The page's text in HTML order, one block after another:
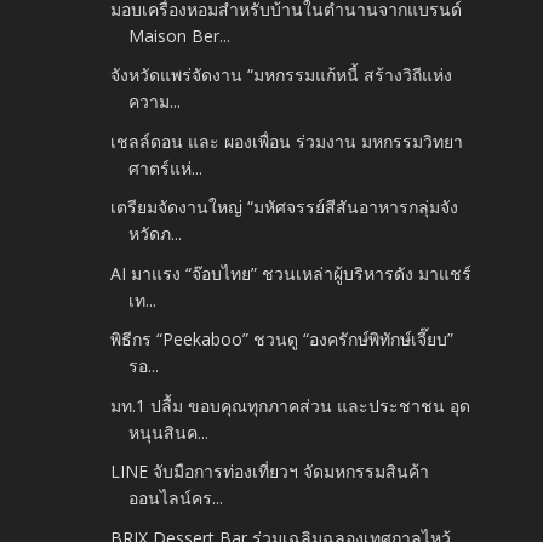
มอบเครื่องหอมสำหรับบ้านในตำนานจากแบรนด์
Maison Ber...
จังหวัดแพร่จัดงาน “มหกรรมแก้หนี้ สร้างวิถีแห่ง
ความ...
เชลล์ดอน และ ผองเพื่อน ร่วมงาน มหกรรมวิทยา
ศาตร์แห่...
เตรียมจัดงานใหญ่ “มหัศจรรย์สีสันอาหารกลุ่มจัง
หวัดภ...
AI มาแรง “จ๊อบไทย” ชวนเหล่าผู้บริหารดัง มาแชร์
เท...
พิธีกร “Peekaboo” ชวนดู “องครักษ์พิทักษ์เจี๊ยบ”
รอ...
มท.1 ปลื้ม ขอบคุณทุกภาคส่วน และประชาชน อุด
หนุนสินค...
LINE จับมือการท่องเที่ยวฯ จัดมหกรรมสินค้า
ออนไลน์คร...